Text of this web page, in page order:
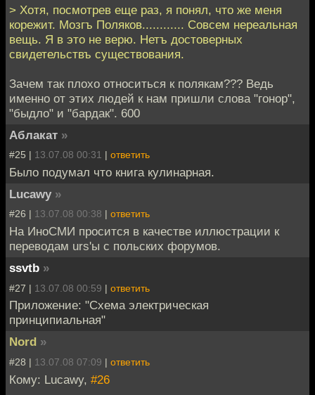
> Хотя, посмотрев еще раз, я понял, что же меня
корежит. Мозгъ Поляков............ Совсем нереальная
вещь. Я в это не верю. Нетъ достоверных
свидетельствъ существования.
Зачем так плохо относиться к полякам??? Ведь
именно от этих людей к нам пришли слова "гонор",
"быдло" и "бардак". 600
Аблакат »
#25 | 13.07.08 00:31 | ответить
Было подумал что книга кулинарная.
Lucawy »
#26 | 13.07.08 00:38 | ответить
На ИноСМИ просится в качестве иллюстрации к
переводам urs'ы с польских форумов.
ssvtb »
#27 | 13.07.08 00:59 | ответить
Приложение: "Схема электрическая
принципиальная"
Nord »
#28 | 13.07.08 07:09 | ответить
Кому: Lucawy, #26